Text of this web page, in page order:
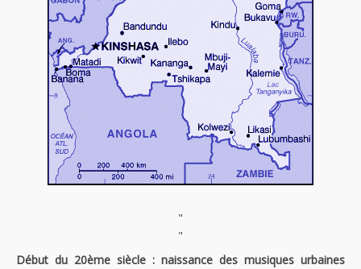
"
"
Début du 20ème siècle : naissance des musiques urbaines